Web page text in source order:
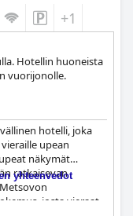
+1
Hotellin huoneista
vuorijonolle.
hotelli, joka
upean
näkymät
ratkaisevan
josta vieraat
yhteenvedot